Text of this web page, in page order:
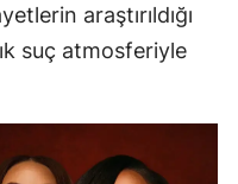
araştırıldığı
suç atmosferiyle